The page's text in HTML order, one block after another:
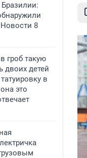
8
гроб такую
двоих детей
в
это